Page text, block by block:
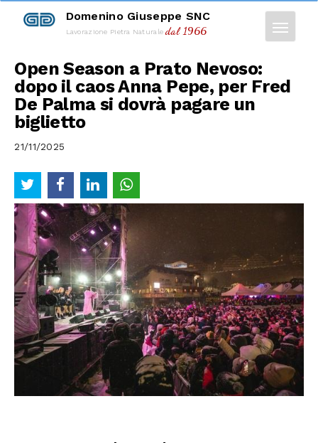
Domenino Giuseppe SNC
Lavorazione Pietra Naturaledal 1966
Open Season a Prato Nevoso:
dopo il caos Anna Pepe, per Fred
De Palma si dovrà pagare un
biglietto
21/11/2025